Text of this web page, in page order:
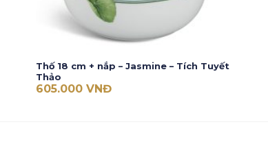
Thố 18 cm + nắp – Jasmine – Tích Tuyết
Thảo
605.000 VNĐ